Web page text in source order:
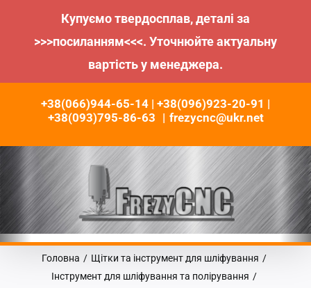
Купуємо твердосплав, деталі за
>>>посиланням<<<. Уточнюйте актуальну
вартість у менеджера.
+38(066)944-65-14 | +38(096)923-20-91 |
+38(093)795-86-63 | frezycnc@ukr.net
Головна / Щітки та інструмент для шліфування /
Інструмент для шліфування та полірування /